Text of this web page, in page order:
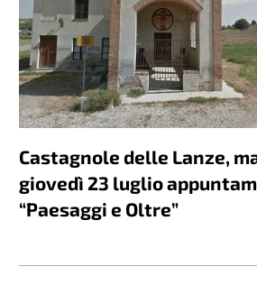
Castagnole delle Lanze,
giovedì 23 luglio
“Paesaggi e Oltre”